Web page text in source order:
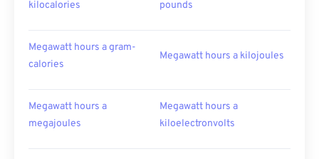
kilocalories pounds
Megawatt hours a gram-
calories
Megawatt hours a kilojoules
Megawatt hours a
megajoules
Megawatt hours a
kiloelectronvolts